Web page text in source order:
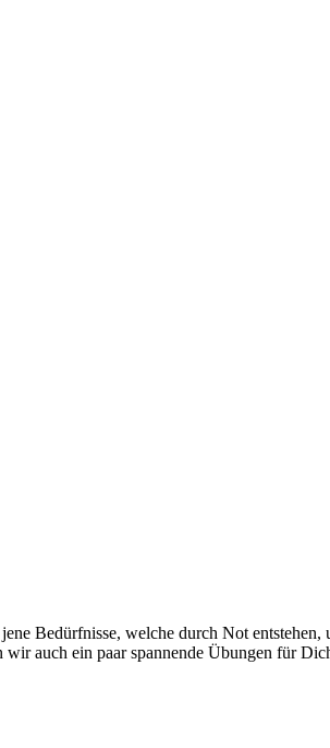
Bedürfnisse, welche durch Not entstehen,
auch ein paar spannende Übungen für